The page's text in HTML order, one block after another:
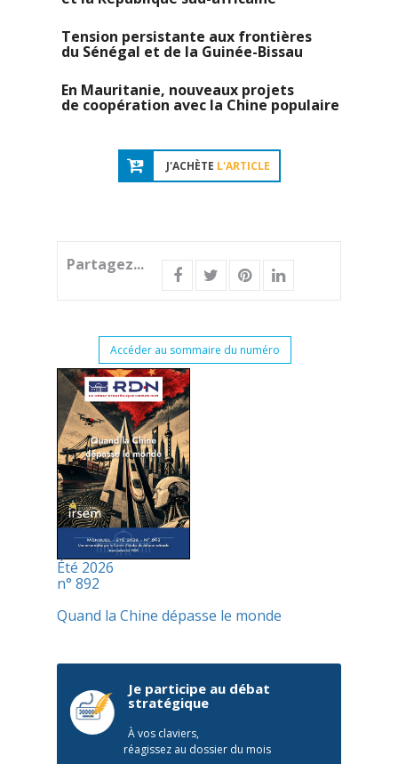
Tension persistante aux frontières
du Sénégal et de la Guinée-Bissau
En Mauritanie, nouveaux projets
de coopération avec la Chine populaire
J'ACHÈTE L'ARTICLE
Partagez...
Accéder au sommaire du numéro
Été 2026
n° 892
Quand la Chine dépasse le monde
Je participe au débat
stratégique
À vos claviers,
réagissez au dossier du mois